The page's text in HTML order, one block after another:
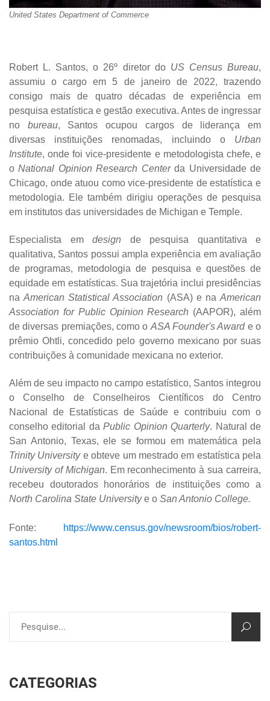
United States Department of Commerce
Robert L. Santos, o 26º diretor do US Census Bureau,
assumiu o cargo em 5 de janeiro de 2022, trazendo
consigo mais de quatro décadas de experiência em
pesquisa estatística e gestão executiva. Antes de ingressar
no bureau, Santos ocupou cargos de liderança em
diversas instituições renomadas, incluindo o Urban
Institute, onde foi vice-presidente e metodologista chefe, e
oNational Opinion Research Centerda Universidade de
Chicago, onde atuou como vice-presidente de estatística e
metodologia. Ele também dirigiu operações de pesquisa
em institutos das universidades de Michigan e Temple.
Especialista em design de pesquisa quantitativa e
qualitativa, Santos possui ampla experiência em avaliação
de programas, metodologia de pesquisa e questões de
equidade em estatísticas. Sua trajetória inclui presidências
naAmerican Statistical Association (ASA) e naAmerican
Association for Public Opinion Research (AAPOR), além
de diversas premiações, como o ASA Founder's Awarde o
prêmio Ohtli, concedido pelo governo mexicano por suas
contribuições à comunidade mexicana no exterior.
Além de seu impacto no campo estatístico, Santos integrou
o Conselho de Conselheiros Científicos do Centro
Nacional de Estatísticas de Saúde e contribuiu com o
conselho editorial daPublic Opinion Quarterly. Natural de
San Antonio, Texas, ele se formou em matemática pela
Trinity Universitye obteve um mestrado em estatística pela
University of Michigan. Em reconhecimento à sua carreira,
recebeu doutorados honorários de instituições como a
North Carolina State Universitye o San Antonio College.
Fonte:
https://www.census.gov/newsroom/bios/robert-
santos.html
CATEGORIAS